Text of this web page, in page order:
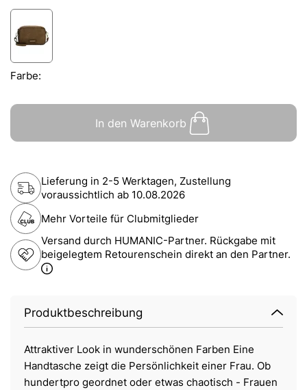
Farbe:
In den Warenkorb
Lieferung in 2-5 Werktagen, Zustellung
voraussichtlich ab 10.08.2026
Mehr Vorteile für Clubmitglieder
Versand durch HUMANIC-Partner. Rückgabe mit
beigelegtem Retourenschein direkt an den Partner.
Produktbeschreibung
Attraktiver Look in wunderschönen Farben Eine
Handtasche zeigt die Persönlichkeit einer Frau. Ob
hundertpro geordnet oder etwas chaotisch - Frauen